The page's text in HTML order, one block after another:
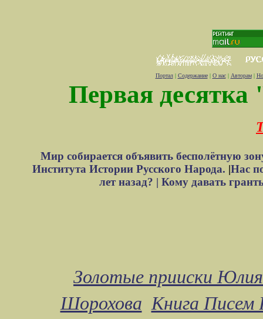
Портал| Содержание| О нас| Авторам|
Первая десятка
Мир собирается объявить бесполётную
Института Истории Русского Народа. |Нас
лет назад? | Кому давать
Золотые прииски
Шорохова Книга Писем